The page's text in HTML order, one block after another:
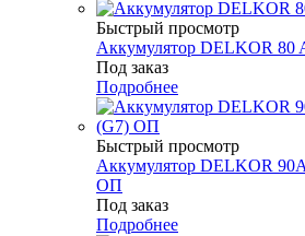
Быстрый просмотр
Аккумулятор DELKOR 80
Под заказ
Подробнее
Быстрый просмотр
Аккумулятор DELKOR
ОП
Под заказ
Подробнее